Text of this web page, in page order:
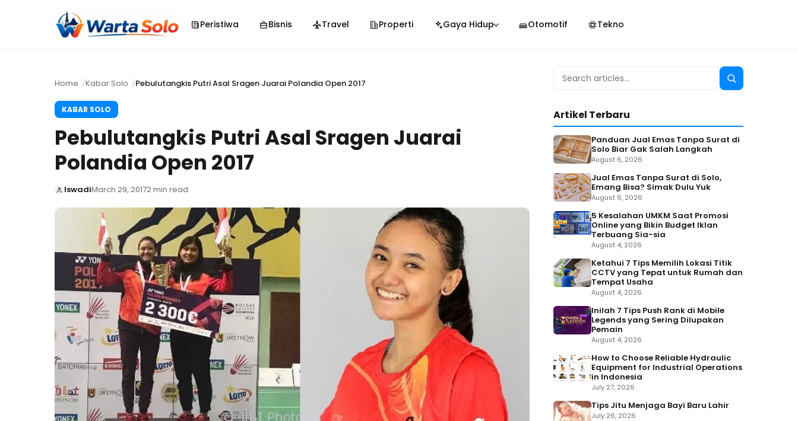
Peristiwa Bisnis Travel Properti Gaya Hidup Otomotif Tekno
Home Kabar Solo Pebulutangkis Putri Asal Sragen Juarai Polandia Open 2017
KABAR SOLO
Pebulutangkis Putri Asal Sragen Juarai
Polandia Open 2017
IswadiMarch 29, 20172 min read
Search
Search
Artikel Terbaru
Panduan Jual Emas Tanpa Surat di
Solo Biar Gak Salah Langkah
August 6, 2026
Jual Emas Tanpa Surat di Solo,
Emang Bisa? Simak Dulu Yuk
August 6, 2026
5 Kesalahan UMKM Saat Promosi
Online yang Bikin Budget Iklan
Terbuang Sia-sia
August 4, 2026
Ketahui 7 Tips Memilih Lokasi Titik
CCTV yang Tepat untuk Rumah dan
Tempat Usaha
August 4, 2026
Inilah 7 Tips Push Rank di Mobile
Legends yang Sering Dilupakan
Pemain
August 4, 2026
How to Choose Reliable Hydraulic
Equipment for Industrial Operations
in Indonesia
July 27, 2026
Tips Jitu Menjaga Bayi Baru Lahir
July 26, 2026